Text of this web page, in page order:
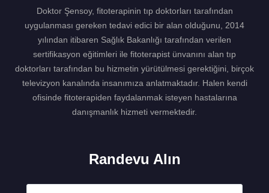
Doktor Şensoy, fitoterapinin tıp doktorları tarafından
uygulanması gereken tedavi edici bir alan olduğunu, 2014
yılından itibaren Sağlık Bakanlığı tarafından verilen
sertifikasyon eğitimleri ile fitoterapist ünvanını alan tıp
doktorları tarafından bu hizmetin yürütülmesi gerektiğini, birçok
televizyon kanalında insanımıza anlatmaktadır. Halen kendi
ofisinde fitoterapiden faydalanmak isteyen hastalarına
danışmanlık hizmeti vermektedir.
Randevu Alın